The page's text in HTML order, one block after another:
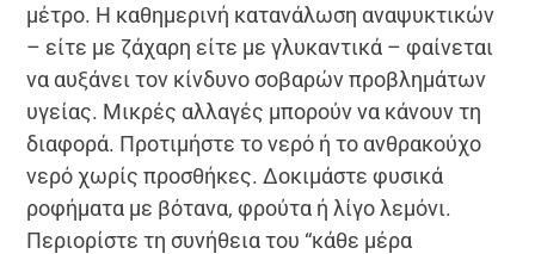
μέτρο. Η καθημερινή κατανάλωση αναψυκτικών
– είτε με ζάχαρη είτε με γλυκαντικά – φαίνεται
να αυξάνει τον κίνδυνο σοβαρών προβλημάτων
υγείας. Μικρές αλλαγές μπορούν να κάνουν τη
διαφορά. Προτιμήστε το νερό ή το ανθρακούχο
νερό χωρίς προσθήκες. Δοκιμάστε φυσικά
ροφήματα με βότανα, φρούτα ή λίγο λεμόνι.
Περιορίστε τη συνήθεια του “κάθε μέρα